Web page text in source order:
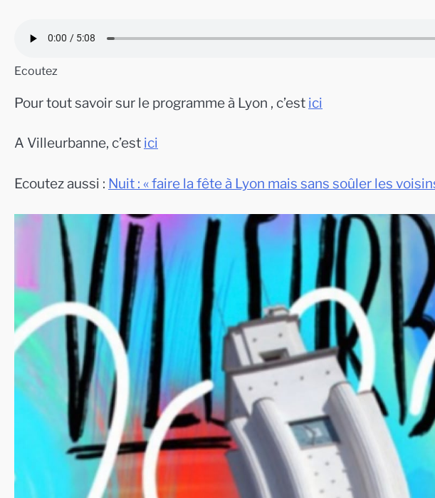
Ecoutez
Pour tout savoir sur le programme à Lyon , c’est ici
A Villeurbanne, c’est ici
Ecoutez aussi : Nuit : « faire la fête à Lyon mais sans soûler les